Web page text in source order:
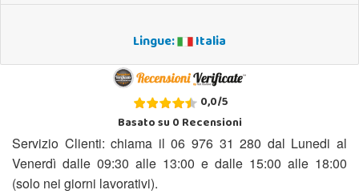
Lingue: Italia
0,0/5
Basato su0Recensioni
Servizio Clienti: chiama il 06 976 31 280 dal Lunedi al
Venerdì dalle 09:30 alle 13:00 e dalle 15:00 alle 18:00
(solo nei giorni lavorativi).